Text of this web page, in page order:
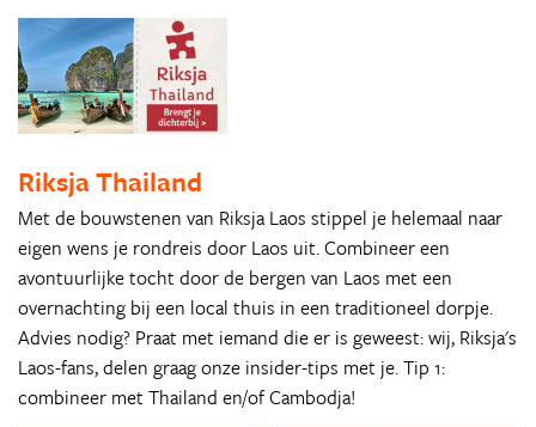
Riksja Thailand
Met de bouwstenen van Riksja Laos stippel je helemaal naar
eigen wens je rondreis door Laos uit. Combineer een
avontuurlijke tocht door de bergen van Laos met een
overnachting bij een local thuis in een traditioneel dorpje.
Advies nodig? Praat met iemand die er is geweest: wij, Riksja's
Laos-fans, delen graag onze insider-tips met je. Tip 1:
combineer met Thailand en/of Cambodja!